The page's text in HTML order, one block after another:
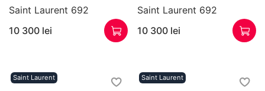
Saint Laurent 692
10 300 lei
Saint Laurent 692
10 300 lei
Saint Laurent Saint Laurent